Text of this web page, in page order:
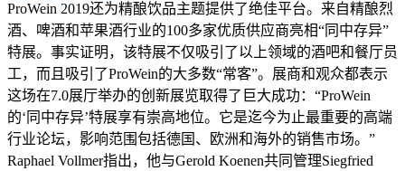
ProWein 2019还为精酿饮品主题提供了绝佳平台。来自精酿烈
酒、啤酒和苹果酒行业的100多家优质供应商亮相“同中存异”
特展。事实证明，该特展不仅吸引了以上领域的酒吧和餐厅员
工，而且吸引了ProWein的大多数“常客”。展商和观众都表示
这场在7.0展厅举办的创新展览取得了巨大成功：“ProWein
的‘同中存异’特展享有崇高地位。它是迄今为止最重要的高端
行业论坛，影响范围包括德国、欧洲和海外的销售市场。”
Raphael Vollmer指出，他与Gerold Koenen共同管理Siegfried